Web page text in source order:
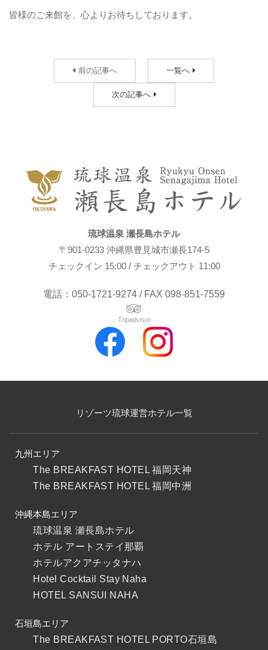
皆様のご来館を、心よりお待ちしております。
前の記事へ 一覧へ
次の記事へ
琉球温泉 瀬長島ホテル
〒901-0233 沖縄県豊見城市瀬長174-5
チェックイン 15:00 / チェックアウト 11:00
電話：050-1721-9274 / FAX 098-851-7559
Tripadvisor
リゾーツ琉球運営ホテル一覧
九州エリア
The BREAKFAST HOTEL 福岡天神
The BREAKFAST HOTEL 福岡中洲
沖縄本島エリア
琉球温泉 瀬長島ホテル
ホテル アートステイ那覇
ホテルアクアチッタナハ
Hotel Cocktail Stay Naha
HOTEL SANSUI NAHA
石垣島エリア
The BREAKFAST HOTEL PORTO石垣島